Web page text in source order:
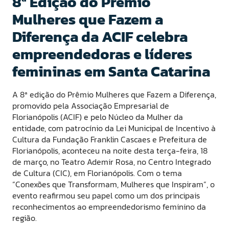
Mulheres que Fazem a
Diferença da ACIF celebra
empreendedoras e líderes
femininas em Santa Catarina
A 8ª edição do Prêmio Mulheres que Fazem a Diferença,
promovido pela Associação Empresarial de
Florianópolis (ACIF) e pelo Núcleo da Mulher da
entidade, com patrocínio da Lei Municipal de Incentivo à
Cultura da Fundação Franklin Cascaes e Prefeitura de
Florianópolis, aconteceu na noite desta terça-feira, 18
de março, no Teatro Ademir Rosa, no Centro Integrado
de Cultura (CIC), em Florianópolis. Com o tema
“Conexões que Transformam, Mulheres que Inspiram”, o
evento reafirmou seu papel como um dos principais
reconhecimentos ao empreendedorismo feminino da
região.